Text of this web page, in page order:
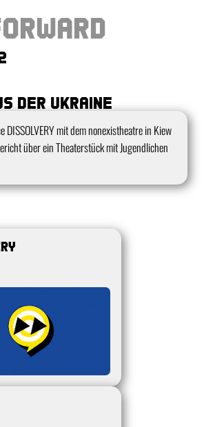
der Ukraine
DISSOLVERY mit dem nonexistheatre in Kiew
über ein Theaterstück mit Jugendlichen